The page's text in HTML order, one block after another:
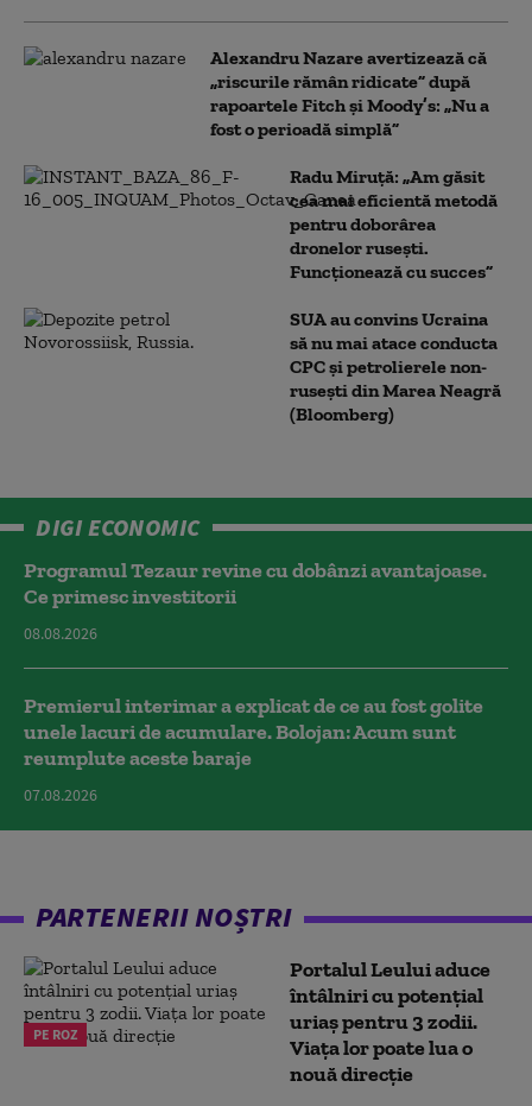
Alexandru Nazare avertizează că
„riscurile rămân ridicate” după
rapoartele Fitch și Moody’s: „Nu a
fost o perioadă simplă”
Radu Miruță: „Am găsit
cea mai eficientă metodă
pentru doborârea
dronelor rusești.
Funcționează cu succes”
SUA au convins Ucraina
să nu mai atace conducta
CPC şi petrolierele non-
ruseşti din Marea Neagră
(Bloomberg)
DIGI ECONOMIC
Programul Tezaur revine cu dobânzi avantajoase.
Ce primesc investitorii
08.08.2026
Premierul interimar a explicat de ce au fost golite
unele lacuri de acumulare. Bolojan: Acum sunt
reumplute aceste baraje
07.08.2026
PARTENERII NOȘTRI
PE ROZ
Portalul Leului aduce
întâlniri cu potențial
uriaș pentru 3 zodii.
Viața lor poate lua o
nouă direcție